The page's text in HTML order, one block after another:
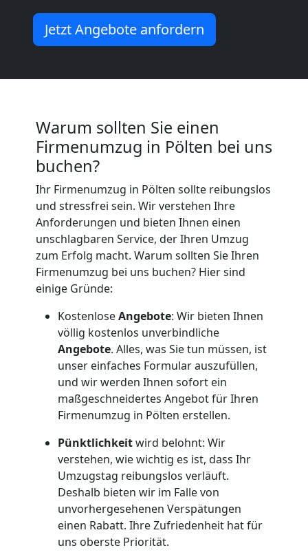
Jetzt Angebote anfordern
Warum sollten Sie einen
Firmenumzug in Pölten bei uns
buchen?
Ihr Firmenumzug in Pölten sollte reibungslos
und stressfrei sein. Wir verstehen Ihre
Anforderungen und bieten Ihnen einen
unschlagbaren Service, der Ihren Umzug
zum Erfolg macht. Warum sollten Sie Ihren
Firmenumzug bei uns buchen? Hier sind
einige Gründe:
KostenloseAngebote: Wir bieten Ihnen
völlig kostenlos unverbindliche
Angebote. Alles, was Sie tun müssen, ist
unser einfaches Formular auszufüllen,
und wir werden Ihnen sofort ein
maßgeschneidertes Angebot für Ihren
Firmenumzug in Pölten erstellen.
Pünktlichkeitwird belohnt: Wir
verstehen, wie wichtig es ist, dass Ihr
Umzugstag reibungslos verläuft.
Deshalb bieten wir im Falle von
unvorhergesehenen Verspätungen
einen Rabatt. Ihre Zufriedenheit hat für
uns oberste Priorität.
Qualitäts-
Vereinsumzug
Pölten
Anfrage
Möbeltransport
National
Möbeltransport
International
Beiladung
National
Beiladung